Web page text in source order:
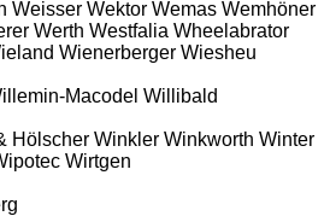
Weisser Wektor Wemas Wemhöner
Werth Westfalia Wheelabrator
Wienerberger Wiesheu
Macodel Willibald
Hölscher Winkler Winkworth Winter
Wirtgen